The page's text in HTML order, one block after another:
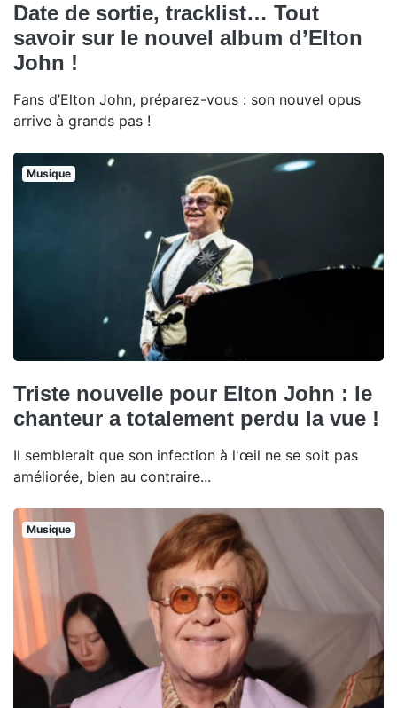
Date de sortie, tracklist… Tout
savoir sur le nouvel album d’Elton
John !
Fans d’Elton John, préparez-vous : son nouvel opus
arrive à grands pas !
Musique
Triste nouvelle pour Elton John : le
chanteur a totalement perdu la vue !
Il semblerait que son infection à l'œil ne se soit pas
améliorée, bien au contraire...
Musique